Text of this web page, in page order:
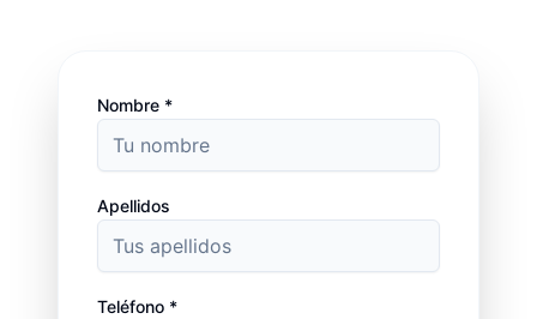
Nombre *
Apellidos
Teléfono *